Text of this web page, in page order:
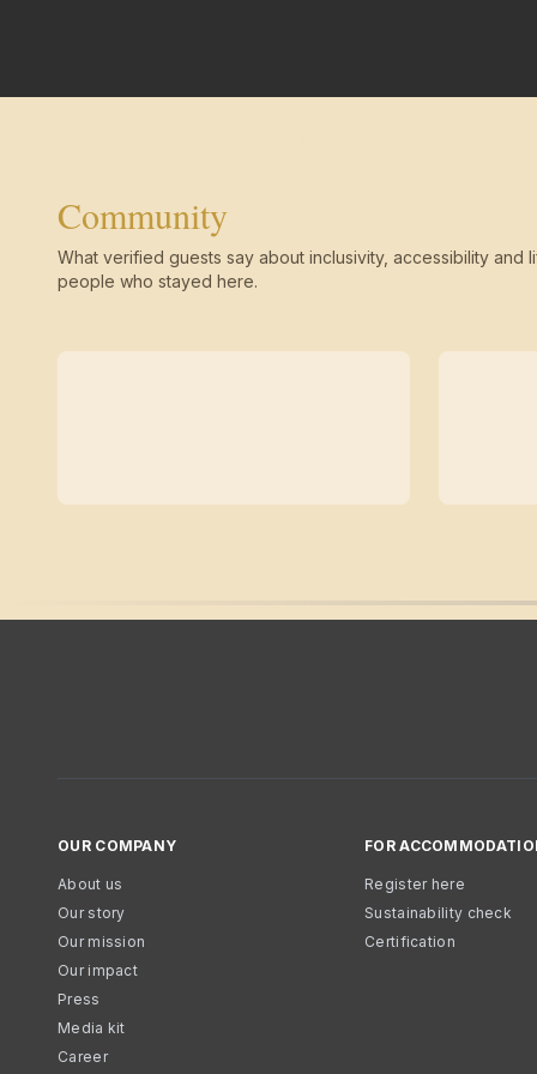
Community
What verified guests say about inclusivity, accessibility and
people who stayed here.
OUR COMPANY
About us
Our story
Our mission
Our impact
Press
Media kit
Career
FOR
Register here
Sustainability check
Certification